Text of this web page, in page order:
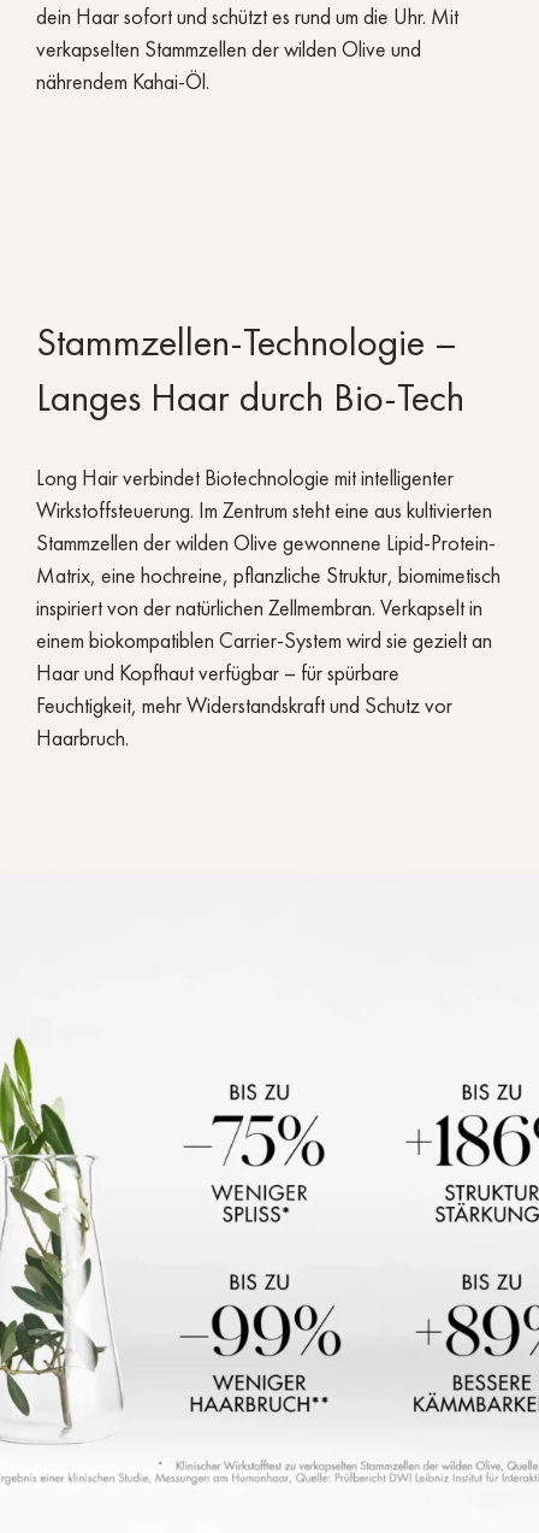
dein Haar sofort und schützt es rund um die Uhr. Mit
verkapselten Stammzellen der wilden Olive und
nährendem Kahai-Öl.
Stammzellen-Technologie –
Langes Haar durch Bio-Tech
Long Hair verbindet Biotechnologie mit intelligenter
Wirkstoffsteuerung. Im Zentrum steht eine aus kultivierten
Stammzellen der wilden Olive gewonnene Lipid-Protein-
Matrix, eine hochreine, pflanzliche Struktur, biomimetisch
inspiriert von der natürlichen Zellmembran. Verkapselt in
einem biokompatiblen Carrier-System wird sie gezielt an
Haar und Kopfhaut verfügbar – für spürbare
Feuchtigkeit, mehr Widerstandskraft und Schutz vor
Haarbruch.